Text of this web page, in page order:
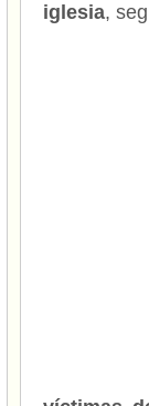
iglesia,